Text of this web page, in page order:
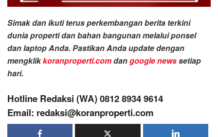
Simak dan ikuti terus perkembangan berita terkini
dunia properti dan bahan bangunan melalui ponsel
dan laptop Anda. Pastikan Anda update dengan
mengklikkoranproperti.comdangoogle newssetiap
hari.
Hotline Redaksi (WA) 0812 8934 9614
Email: redaksi@koranproperti.com